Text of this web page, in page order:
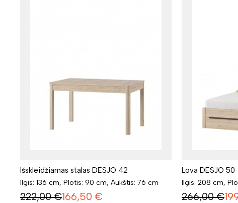
Išskleidžiamas stalas DESJO 42
Ilgis: 136 cm, Plotis: 90 cm, Aukštis: 76 cm
222,00 €166,50 €
Lova DESJO 50
Ilgis: 208 cm,
266,00 €